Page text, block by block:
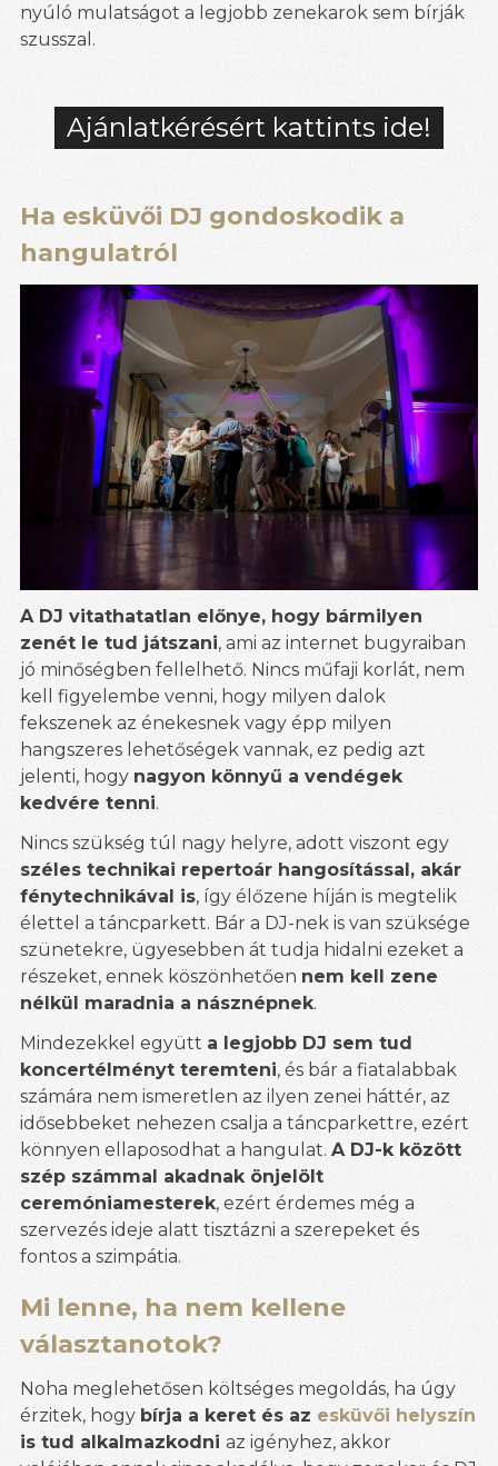
nyúló mulatságot a legjobb zenekarok sem bírják
szusszal.
Ajánlatkérésért kattints ide!
Ha esküvői DJ gondoskodik a
hangulatról
A DJ vitathatatlan előnye, hogy bármilyen
zenét le tud játszani, ami az internet bugyraiban
jó minőségben fellelhető. Nincs műfaji korlát, nem
kell figyelembe venni, hogy milyen dalok
fekszenek az énekesnek vagy épp milyen
hangszeres lehetőségek vannak, ez pedig azt
jelenti, hogy nagyon könnyű a vendégek
kedvére tenni.
Nincs szükség túl nagy helyre, adott viszont egy
széles technikai repertoár hangosítással, akár
fénytechnikával is, így élőzene híján is megtelik
élettel a táncparkett. Bár a DJ-nek is van szüksége
szünetekre, ügyesebben át tudja hidalni ezeket a
részeket, ennek köszönhetően nem kell zene
nélkül maradnia a násznépnek.
Mindezekkel együtt a legjobb DJ sem tud
koncertélményt teremteni, és bár a fiatalabbak
számára nem ismeretlen az ilyen zenei háttér, az
idősebbeket nehezen csalja a táncparkettre, ezért
könnyen ellaposodhat a hangulat. A DJ-k között
szép számmal akadnak önjelölt
ceremóniamesterek, ezért érdemes még a
szervezés ideje alatt tisztázni a szerepeket és
fontos a szimpátia.
Mi lenne, ha nem kellene
választanotok?
Noha meglehetősen költséges megoldás, ha úgy
érzitek, hogy bírja a keret és az esküvői helyszín
is tud alkalmazkodni az igényhez, akkor